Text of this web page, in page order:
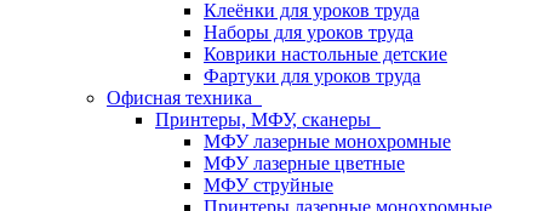
Клеёнки для уроков труда
Наборы для уроков труда
Коврики настольные детские
Фартуки для уроков труда
Офисная техника
Принтеры, МФУ, сканеры
МФУ лазерные монохромные
МФУ лазерные цветные
МФУ струйные
Принтеры лазерные монохромные